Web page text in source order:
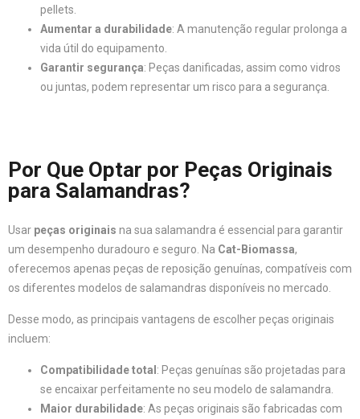
pellets.
Aumentar a durabilidade: A manutenção regular prolonga a
vida útil do equipamento.
Garantir segurança: Peças danificadas, assim como vidros
ou juntas, podem representar um risco para a segurança.
Por Que Optar por Peças Originais
para Salamandras?
Usar peças originais na sua salamandra é essencial para garantir
um desempenho duradouro e seguro. Na Cat-Biomassa,
oferecemos apenas peças de reposição genuínas, compatíveis com
os diferentes modelos de salamandras disponíveis no mercado.
Desse modo, as principais vantagens de escolher peças originais
incluem:
Compatibilidade total : Peças genuínas são projetadas para
se encaixar perfeitamente no seu modelo de salamandra.
Maior durabilidade: As peças originais são fabricadas com